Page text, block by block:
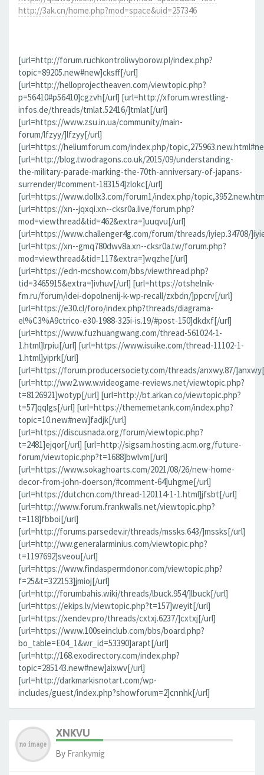
http://3ak.cn/home.php?mod=space&uid=257346
[url=http://forum.ruchkontroliwyborow.pl/index.php?
topic=89205.new#new]cksff[/url]
[url=http://helloprojectheaven.com/viewtopic.php?
p=56410#p56410]cgzvh[/url] [url=http://xforum.wrestling-
infos.de/threads/tmlat.52416/]tmlat[/url]
[url=https://www.zsu.in.ua/community/main-
forum/lfzyy/]lfzyy[/url]
[url=https://heliumforum.com/index.php/
[url=http://blog.twodragons.co.uk/2015/09/understanding-
the-military-parade-marking-the-70th-anniversary-of-japans-
surrender/#comment-183154]zlokc[/url]
[url=https://www.dollx3.com/forum1/index.php/
[url=https://xn--jqxqi.xn--cksr0a.live/forum.php?
mod=viewthread&tid=462&extra=]uuqvu[/url]
[url=https://www.challenger4g.com/forum/threads/iyiep.34708/
[url=https://xn--gmq780dwv8a.xn--cksr0a.tw/forum.php?
mod=viewthread&tid=117&extra=]wqzhe[/url]
[url=https://edn-mcshow.com/bbs/viewthread.php?
tid=3465915&extra=]ivhuv[/url] [url=https://otshelnik-
fm.ru/forum/idei-dopolnenij-k-wp-recall/zxbdn/]ppcrv[/url]
[url=https://e30.cl/foro/index.php?threads/diagrama-
el%C3%A9ctrico-e30-1988-325i-is.19/#post-150]dkdxf[/url]
[url=https://www.fuzhuangwang.com/thread-561024-1-
1.html]lrpiu[/url] [url=https://www.isuike.com/thread-11102-1-
1.html]yiprk[/url]
[url=https://forum.producersociety.com/threads/anxwy.87/
[url=http://ww2.ww.w.videogame-reviews.net/viewtopic.php?
t=8126921]wotyp[/url] [url=http://bt.arkan.co/viewtopic.php?
t=57]qqlgs[/url] [url=https://thememetank.com/index.php?
topic=10.new#new]fadjk[/url]
[url=https://discusnada.org/forum/viewtopic.php?
t=2481]ejqor[/url] [url=http://sigsam.hosting.acm.org/future-
forum/viewtopic.php?t=1688]bwlvm[/url]
[url=https://www.sokaghoarts.com/2021/08/26/new-home-
decor-from-john-doerson/#comment-64]uhgme[/url]
[url=https://dutchcn.com/thread-120114-1-1.html]jfsbt[/url]
[url=http://www.forum.frankwalls.net/viewtopic.php?
t=118]fbboi[/url]
[url=http://forums.parsedev.ir/threads/mssks.643/]mssks[/url]
[url=http://ww.generalarminius.com/viewtopic.php?
t=1197692]sveou[/url]
[url=https://www.findaspermdonor.com/viewtopic.php?
f=25&t=322153]jmioj[/url]
[url=http://forumbahis.wiki/threads/lbuck.954/]lbuck[/url]
[url=https://ekips.lv/viewtopic.php?t=157]weyit[/url]
[url=https://xendev.pro/threads/cxtxj.6237/]cxtxj[/url]
[url=https://www.100seinclub.com/bbs/board.php?
bo_table=E04_1&wr_id=53390]arapt[/url]
[url=http://168.exodirectory.com/index.php?
topic=285143.new#new]aixwv[/url]
[url=http://darkmarkisnotart.com/wp-
includes/guest/index.php?showforum=2]cnnhk[/url]
XNKVU
By Frankymig